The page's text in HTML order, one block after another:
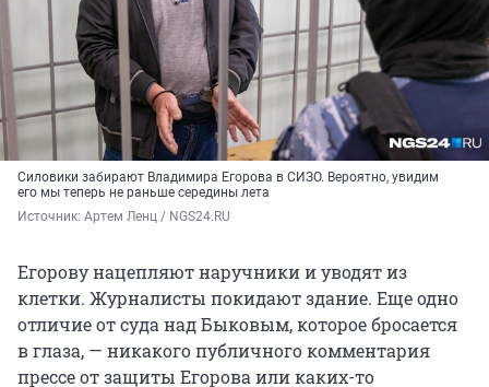
Силовики забирают Владимира Егорова в СИЗО. Вероятно, увидим
его мы теперь не раньше середины лета
Источник: Артем Ленц / NGS24.RU
Егорову нацепляют наручники и уводят из
клетки. Журналисты покидают здание. Еще одно
отличие от суда над Быковым, которое бросается
в глаза, — никакого публичного комментария
прессе от защиты Егорова или каких-то